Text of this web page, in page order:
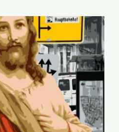
waisen
in
unserer
Kirche?